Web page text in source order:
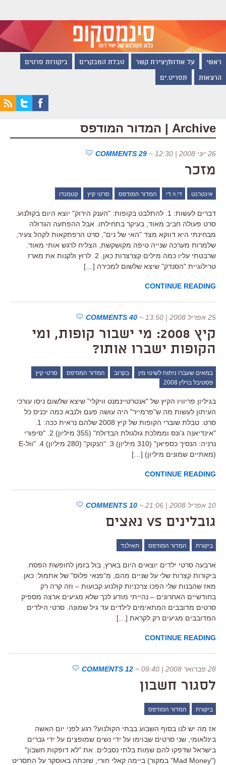
ראשי על אודות/יצירת קשר טבלת המבקרים ביקורות סרטים
הרצאות תסריט.ים
Archive | המדור המודפס
26 יוני 2008 | 12:30 ~
29 COMMENTS
מזכר
אינטרנט די.וי.די המדור המודפס סרטי קיץ קטמנדו
דברים לעשות: 1. להתלבט בקופות: "הענק הירוק" יוצא היום בקולנוע.
סרט פעולה חביב מאוד, בעיקר בתחילתו. אבל ההפתעה הגדולה
מבחינתי היא דווקא מצד "האי של נים", סרט הרפתקאות לקהל צעיר,
שלמרות מערכה שנייה טיפה מקושקשת, הצליח לרגש אותי מאוד.
שרבטתי עליו כמה מילים קצרצרות כאן. 2. לרוץ ולקנות את מארז
טרילוגיית "הסנדק" שיצא שלשום למכירה […]
CONTINUE READING
25 אפריל 2008 | 13:50 ~
40 COMMENTS
קיץ 2008: מי ישבור קופות, ומי
הקופות ישברו אותו?
במאים שעברו ניתוח לשינוי מין בקרוב המדור המודפס
סרטי קיץ
פסטיבל ברלין 2008
בגיליון פריוויו הקיץ של "אנטרטיינמנט וויקלי" שיצא שלשום ניסו עורכי
העיתון לעשות מה ש"פרמייר" היה עושה פעם ולנבא כמה יכניס כל
"אינדיאנה ג'ונס וממלכת גולגולת הבדולח" (355 מיליון) 2. "סיפורי
נרניה: הנסיך כספיאן" (310 מיליון) 3. "הנקוק" (280 מיליון) 4. "וול-E
(מאתיים שמונים מיליון) […]
CONTINUE READING
10 אפריל 2008 | 21:06 ~
10 COMMENTS
גובלינים vs נאצים
ביקורת המדור המודפס תאילנד
ארבעה סרטי ילדים יוצאים היום בארץ, בול בזמן לחופשת הפסח.
ביקורות קצרות שלי על שניים מהם, מ"פנאי פלוס" של אתמול: כאן.
מאז שהבנות שלי הפכו צרכניות קולנוע קבועות – וזה קרה רק
בחודשיים האחרונים – נהייתי מודע לכך שלא מגיעים ארצה מספיק
סרטים מדובבים המתאימים לילדים עד גיל שמונה. סרטי הילדים
המדובבים מגיעים רק לקראת […]
CONTINUE READING
28 פברואר 2008 | 09:40 ~
12 COMMENTS
לסגור חשבון
ביקורת המדור המודפס
אז מה יש לנו בסוף השבוע בבתי הקולנוע? רגע לפני יום האשה
בינלאומי, שני סרטים שבוימו על ידי נשים שמופצים על ידי גברים
בישראל שדפקו להם שמות בלתי נסבלים. את "לא דופקות חשבון"
("Mad Money" במקור) ביימה קאלי חורי, שזכתה באוסקר על התסריט